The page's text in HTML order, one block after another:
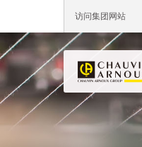
访问集团网站